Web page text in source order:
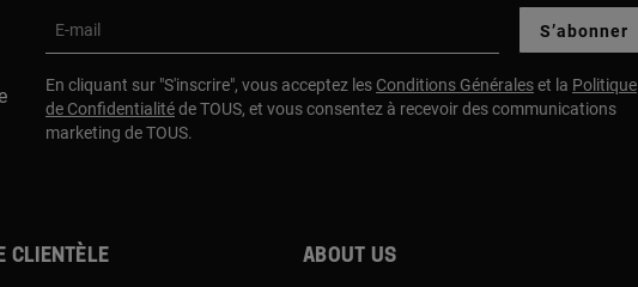
E-mail S’abonner
En cliquant sur "S'inscrire", vous acceptez les Conditions Généraleset la Politique
de Confidentialitéde TOUS, et vous consentez à recevoir des communications
marketing de TOUS.
clientèle About us